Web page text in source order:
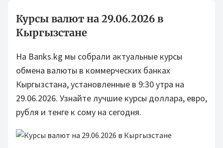
Курсы валют на 29.06.2026 в
Кыргызстане
На Banks.kg мы собрали актуальные курсы
обмена валюты в коммерческих банках
Кыргызстана, установленные в 9:30 утра на
29.06.2026. Узнайте лучшие курсы доллара, евро,
рубля и тенге к сому на сегодня.